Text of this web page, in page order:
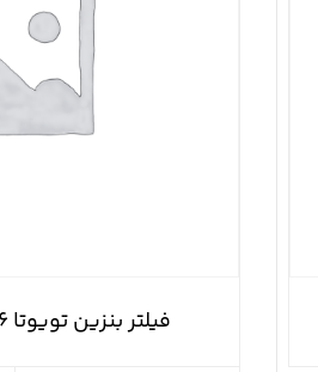
فیلتر بنزین تویوتا gt۸۶ (جی تی ۸۶)